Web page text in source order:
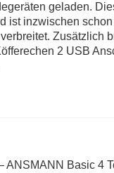
geladen.
ist inzwischen schon
Zusätzlich
2 USB
ANSMANN Basic 4